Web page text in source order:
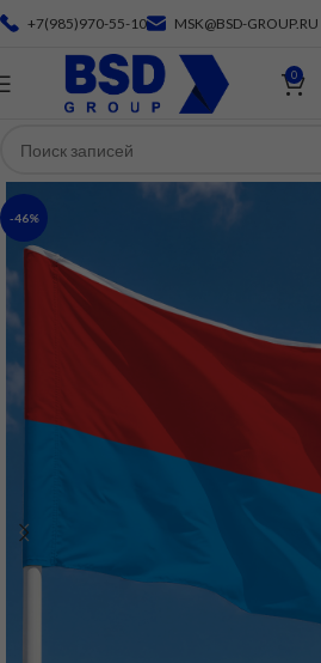
+7(985)970-55-10 MSK@BSD-GROUP.RU
0
-46%